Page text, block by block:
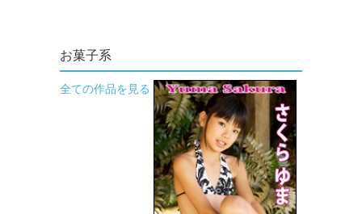
お菓子系
全ての作品を見る